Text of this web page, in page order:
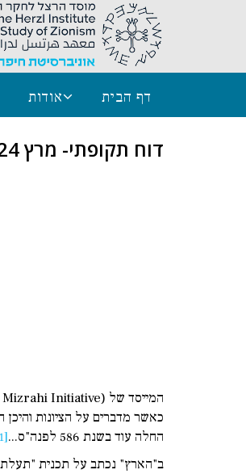
דף הבית אודות
דוח תקופתי- מרץ 2024
כאשר מדברים על הציונות
החלה עוד בשנת 586 לפנה"ס...
[1]
ב"הארץ" נכתב על תכנית "תעלת